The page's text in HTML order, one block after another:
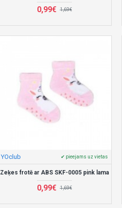
0,99€ 1,69€
YOclub ✔ pieejams uz vietas
Zeķes frotē ar ABS SKF-0005 pink lama
0,99€ 1,69€